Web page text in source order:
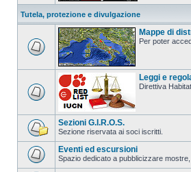
Tutela, protezione e divulgazione
Mappe di
Per poter
Leggi e
Direttiva
Sezioni G.I.R.O.S.
Sezione riservata ai soci iscritti.
Eventi ed escursioni
Spazio dedicato a pubblicizzare